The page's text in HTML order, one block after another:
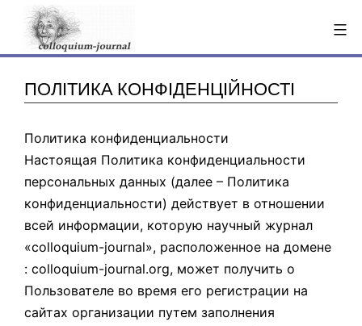
content
ПОЛІТИКА КОНФІДЕНЦІЙНОСТІ
Политика конфиденциальности
Настоящая Политика конфиденциальности
персональных данных (далее – Политика
конфиденциальности) действует в отношении
всей информации, которую научный журнал
«colloquium-journal», расположенное на домене
: colloquium-journal.org, может получить о
Пользователе во время его регистрации на
сайтах организации путем заполнения